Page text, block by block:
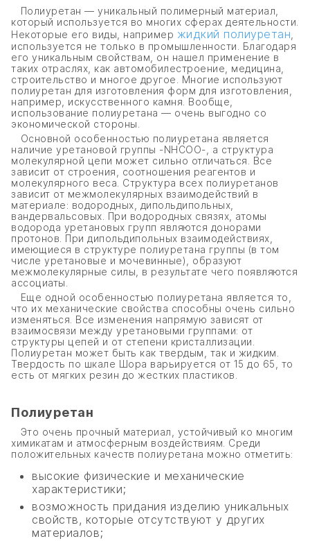
Полиуретан — уникальный полимерный материал,
который используется во многих сферах деятельности.
Некоторые его виды, например жидкий полиуретан
используется не только в промышленности. Благодаря
его уникальным свойствам, он нашел применение в
таких отраслях, как автомобилестроение, медицина,
строительство и многое другое. Многие используют
полиуретан для изготовления форм для изготовления,
например, искусственного камня. Вообще,
использование полиуретана — очень выгодно со
экономической стороны.
Основной особенностью полиуретана является
наличие уретановой группы -NHCOO-, а структура
молекулярной цепи может сильно отличаться. Все
зависит от строения, соотношения реагентов и
молекулярного веса. Структура всех полиуретанов
зависит от межмолекулярных взаимодействий в
материале: водородных, дипольдипольных,
вандервальсовых. При водородных связях, атомы
водорода уретановых групп являются донорами
протонов. При дипольдипольных взаимодействиях,
имеющиеся в структуре полиуретана группы (в том
числе уретановые и мочевинные), образуют
межмолекулярные силы, в результате чего появляются
ассоциаты.
Еще одной особенностью полиуретана является то,
что их механические свойства способны очень сильно
изменяться. Все изменения напрямую зависят от
взаимосвязи между уретановыми группами: от
структуры цепей и от степени кристаллизации.
Полиуретан может быть как твердым, так и жидким.
Твердость по шкале Шора варьируется от 15 до 65, то
есть от мягких резин до жестких пластиков.
Полиуретан
Это очень прочный материал, устойчивый ко многим
химикатам и атмосферным воздействиям. Среди
положительных качеств полиуретана можно отметить:
высокие физические и механические
характеристики;
возможность придания изделию уникальных
свойств, которые отсутствуют у других
материалов;